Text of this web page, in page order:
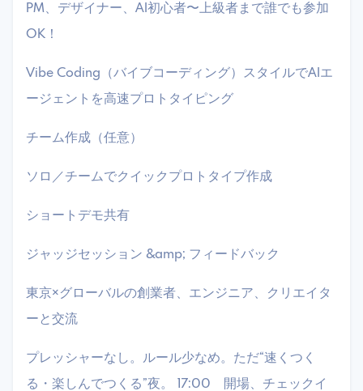
PM、デザイナー、AI初心者〜上級者まで誰でも参加
OK！
​Vibe Coding（バイブコーディング）スタイルでAIエ
ージェントを高速プロトタイピング
​チーム作成（任意）
​ソロ／チームでクイックプロトタイプ作成
​ショートデモ共有
​ジャッジセッション &amp; フィードバック
​東京×グローバルの創業者、エンジニア、クリエイタ
ーと交流
​プレッシャーなし。ルール少なめ。ただ“速くつく
る・楽しんでつくる”夜。 ​17:00 開場、チェックイ